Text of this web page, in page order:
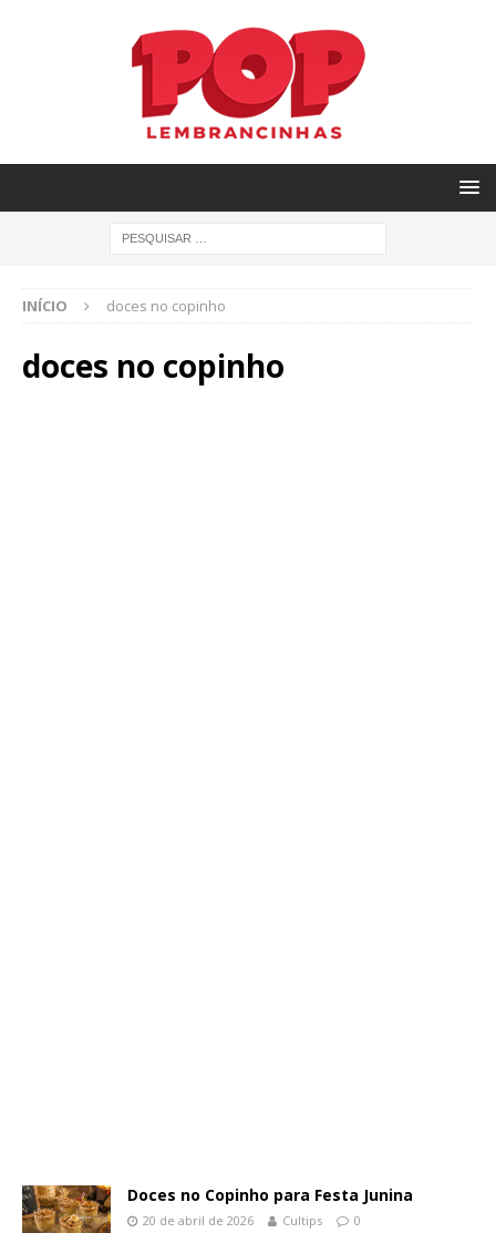
INÍCIO doces no copinho
doces no copinho
Doces no Copinho para Festa Junina
20 de abril de 2026 Cultips 0